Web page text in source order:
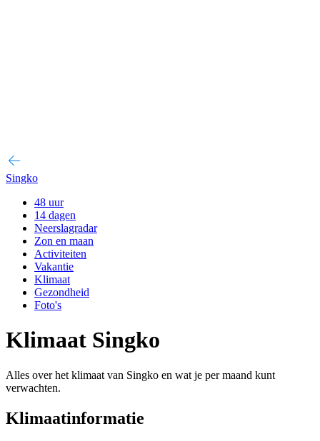
Singko
48 uur
14 dagen
Neerslagradar
Zon en maan
Activiteiten
Vakantie
Klimaat
Gezondheid
Foto's
Klimaat Singko
Alles over het klimaat van Singko en wat je per maand kunt
verwachten.
Klimaatinformatie